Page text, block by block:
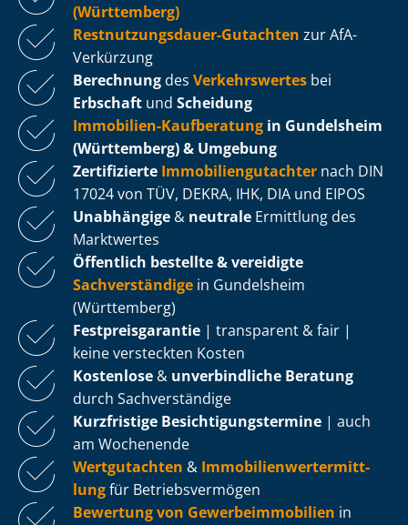
(Württemberg)
Rest­nut­zungs­dau­er-Gutachten zur AfA-
Verkürzung
Berechnung des Verkehrswertes bei
Erbschaft und Scheidung
Immobilien-Kaufberatung in Gundelsheim
(Württemberg) & Umgebung
Zertifizierte Im­mo­bi­li­en­gut­ach­ter nach DIN
17024 von TÜV, DEKRA, IHK, DIA und EIPOS
Unabhängige & neutrale Ermittlung des
Marktwertes
Öffentlich bestellte & vereidigte
Sachverständige in Gundelsheim
(Württemberg)
Fest­preis­ga­ran­tie | transparent & fair |
keine versteckten Kosten
Kostenlose & unverbindliche Beratung
durch Sachverständige
Kurzfristige Be­sich­ti­gungs­ter­mi­ne | auch
am Wochenende
Wertgutachten & Im­mo­bi­li­en­wert­ermitt­
lungfür Be­triebs­ver­mö­gen
Bewertung von Ge­wer­be­im­mo­bi­li­en in